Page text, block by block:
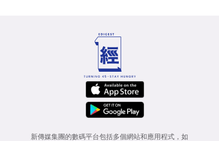
新傳媒集團的數碼平台包括多個網站和應用程式，如